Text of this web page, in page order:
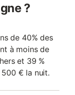
?
de 40% des
à moins de
et 39 %
€ la nuit.